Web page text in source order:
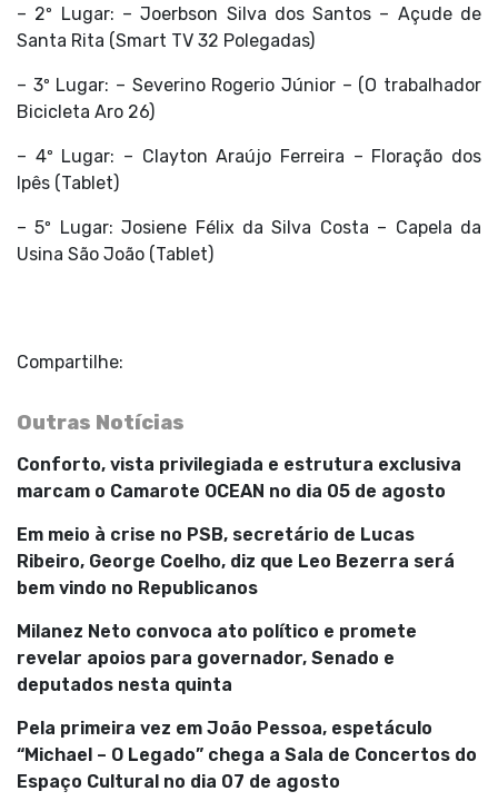
– 2º Lugar: – Joerbson Silva dos Santos – Açude de
Santa Rita (Smart TV 32 Polegadas)
– 3º Lugar: – Severino Rogerio Júnior – (O trabalhador
Bicicleta Aro 26)
– 4º Lugar: – Clayton Araújo Ferreira – Floração dos
Ipês (Tablet)
– 5º Lugar: Josiene Félix da Silva Costa – Capela da
Usina São João (Tablet)
Compartilhe:
Outras Notícias
Conforto, vista privilegiada e estrutura exclusiva
marcam o Camarote OCEAN no dia 05 de agosto
Em meio à crise no PSB, secretário de Lucas
Ribeiro, George Coelho, diz que Leo Bezerra será
bem vindo no Republicanos
Milanez Neto convoca ato político e promete
revelar apoios para governador, Senado e
deputados nesta quinta
Pela primeira vez em João Pessoa, espetáculo
“Michael – O Legado” chega a Sala de Concertos do
Espaço Cultural no dia 07 de agosto